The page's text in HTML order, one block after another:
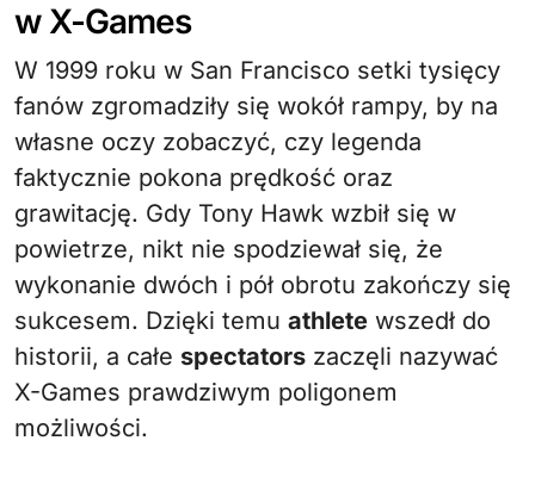
w X-Games
W 1999 roku w San Francisco setki tysięcy
fanów zgromadziły się wokół rampy, by na
własne oczy zobaczyć, czy legenda
faktycznie pokona prędkość oraz
grawitację. Gdy Tony Hawk wzbił się w
powietrze, nikt nie spodziewał się, że
wykonanie dwóch i pół obrotu zakończy się
sukcesem. Dzięki temu athlete wszedł do
historii, a całe spectators zaczęli nazywać
X-Games prawdziwym poligonem
możliwości.